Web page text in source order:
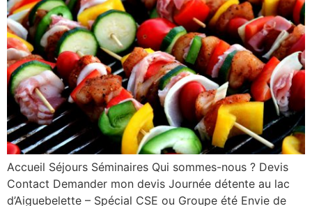
Accueil Séjours Séminaires Qui sommes-nous ? Devis
Contact Demander mon devis Journée détente au lac
d’Aiguebelette – Spécial CSE ou Groupe été Envie de